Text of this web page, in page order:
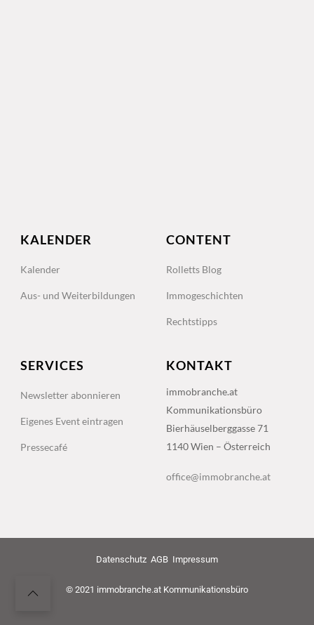
KALENDER
Kalender
Aus- und Weiterbildungen
CONTENT
Rolletts Blog
Immogeschichten
Rechtstipps
SERVICES
Newsletter abonnieren
Eigenes Event eintragen
Pressecafé
KONTAKT
immobranche.at
Kommunikationsbüro
Bierhäuselberggasse 71
1140 Wien – Österreich
office@immobranche.at
Datenschutz AGB Impressum
© 2021 immobranche.at Kommunikationsbüro